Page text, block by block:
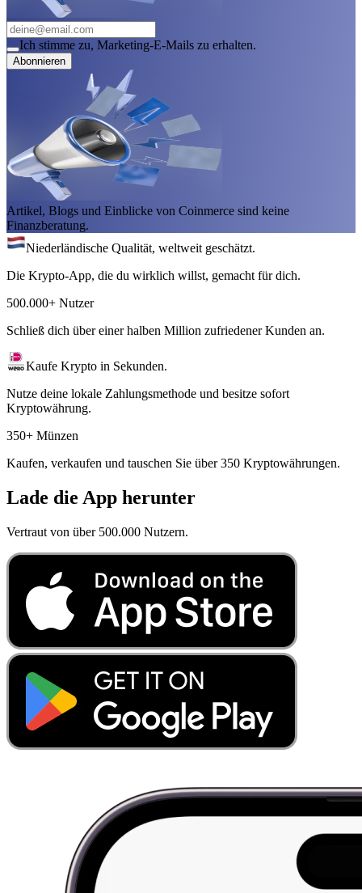
Ich stimme zu, Marketing-E-Mails zu erhalten.
Abonnieren
Artikel, Blogs und Einblicke von Coinmerce sind keine
Finanzberatung.
Niederländische Qualität, weltweit geschätzt.
Die Krypto-App, die du wirklich willst, gemacht für dich.
500.000+ Nutzer
Schließ dich über einer halben Million zufriedener Kunden an.
Kaufe Krypto in Sekunden.
Nutze deine lokale Zahlungsmethode und besitze sofort
Kryptowährung.
350+ Münzen
Kaufen, verkaufen und tauschen Sie über 350 Kryptowährungen.
Lade die App herunter
Vertraut von über 500.000 Nutzern.